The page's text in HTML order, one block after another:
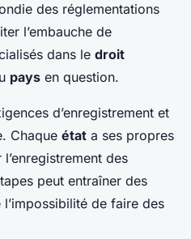
des réglementations
l’embauche de
dans le droit
pays en question.
d’enregistrement et
Chaque état a ses propres
des
peut entraîner des
de faire des